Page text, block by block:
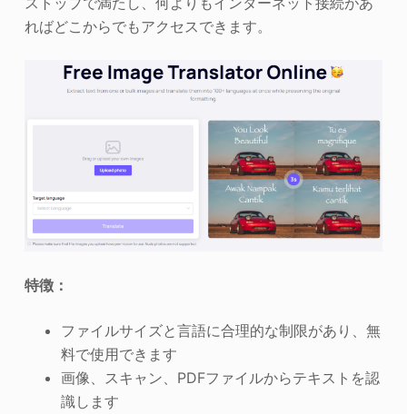
ればどこからでもアクセスできます。
特徴：
ファイルサイズと言語に合理的な制限があり、無
料で使用できます
画像、スキャン、PDFファイルからテキストを認
識します